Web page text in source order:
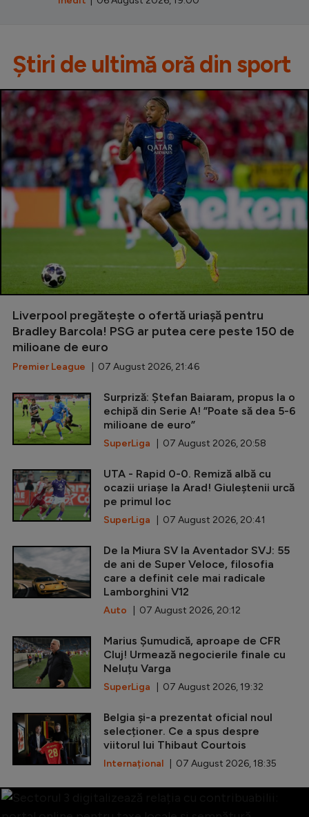
Știri de ultimă oră din sport
Liverpool pregătește o ofertă uriașă pentru
Bradley Barcola! PSG ar putea cere peste 150 de
milioane de euro
Premier League | 07 August 2026, 21:46
Surpriză: Ștefan Baiaram, propus la o
echipă din Serie A! ”Poate să dea 5-6
milioane de euro”
SuperLiga | 07 August 2026, 20:58
UTA - Rapid 0-0. Remiză albă cu
ocazii uriașe la Arad! Giuleștenii urcă
pe primul loc
SuperLiga | 07 August 2026, 20:41
De la Miura SV la Aventador SVJ: 55
de ani de Super Veloce, filosofia
care a definit cele mai radicale
Lamborghini V12
Auto | 07 August 2026, 20:12
Marius Șumudică, aproape de CFR
Cluj! Urmează negocierile finale cu
Neluțu Varga
SuperLiga | 07 August 2026, 19:32
Belgia și-a prezentat oficial noul
selecționer. Ce a spus despre
viitorul lui Thibaut Courtois
Internațional | 07 August 2026, 18:35